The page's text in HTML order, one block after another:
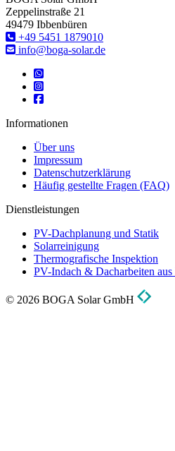
Zeppelinstraße 21
49479 Ibbenbüren
‎+49 5451 1879010
info@boga-solar.de
Informationen
Über uns
Impressum
Datenschutzerklärung
Häufig gestellte Fragen (FAQ)
Dienstleistungen
PV-Dachplanung und Statik
Solarreinigung
Thermografische Inspektion
PV-Indach & Dacharbeiten aus
© 2026 BOGA Solar GmbH